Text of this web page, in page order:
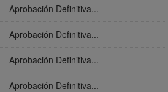
Aprobación Definitiva...
Aprobación Definitiva...
Aprobación Definitiva...
Aprobación Definitiva...